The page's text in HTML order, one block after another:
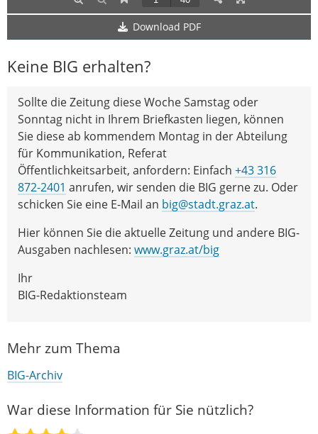
Download PDF
Keine BIG erhalten?
Sollte die Zeitung diese Woche Samstag oder
Sonntag nicht in Ihrem Briefkasten liegen, können
Sie diese ab kommendem Montag in der Abteilung
für Kommunikation, Referat
Öffentlichkeitsarbeit, anfordern: Einfach +43 316
872-2401 anrufen, wir senden die BIG gerne zu. Oder
schicken Sie eine E-Mail an big@stadt.graz.at.
Hier können Sie die aktuelle Zeitung und andere BIG-
Ausgaben nachlesen: www.graz.at/big
Ihr
BIG-Redaktionsteam
Mehr zum Thema
BIG-Archiv
War diese Information für Sie nützlich?